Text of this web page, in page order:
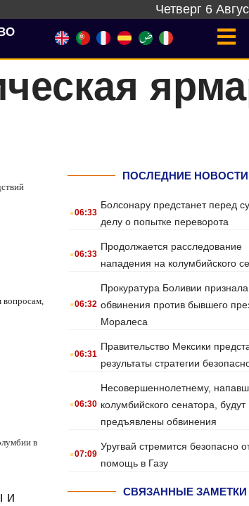
Четверг 6
вопросам,
в
и
ПОСЛЕДНИЕ НОВОСТИ
.06:33
Болсонару предстанет перед
делу о попытке переворота
.06:33
Продолжается расследование
нападения на колумбийского
.06:32
Прокуратура Боливии признала
обвинения против бывшего
Моралеса
.06:31
Правительство Мексики
результаты стратегии
.06:30
Несовершеннолетнему,
колумбийского сенатора, будут
предъявлены обвинения
.07:09
Уругвай стремится безопасно
помощь в Газу
СВЯЗАННЫЕ ЗАМЕТКИ